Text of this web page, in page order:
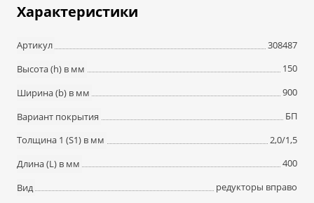
Характеристики
Артикул
308487
Высота (h) в мм
150
Ширина (b) в мм
900
Вариант покрытия
БП
Толщина 1 (S1) в мм
2,0/1,5
Длина (L) в мм
400
Вид
редукторы вправо